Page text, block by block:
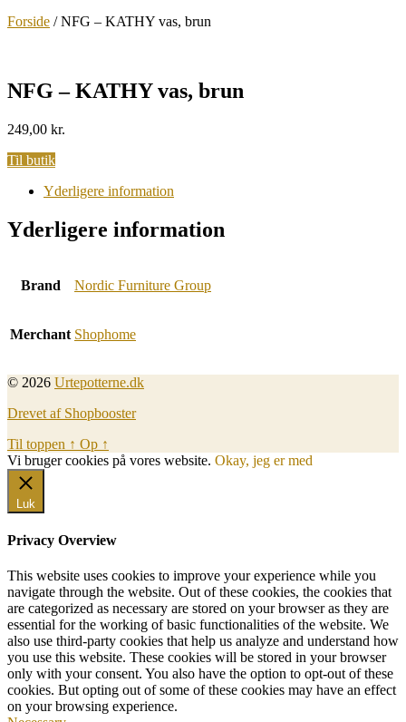
Forside / NFG – KATHY vas, brun
NFG – KATHY vas, brun
249,00 kr.
Til butik
Yderligere information
Yderligere information
Brand Nordic Furniture Group
Merchant Shophome
© 2026 Urtepotterne.dk
Drevet af Shopbooster
Til toppen ↑ Op ↑
Vi bruger cookies på vores website. Okay, jeg er med
Luk
Privacy Overview
This website uses cookies to improve your experience while you
navigate through the website. Out of these cookies, the cookies that
are categorized as necessary are stored on your browser as they are
essential for the working of basic functionalities of the website. We
also use third-party cookies that help us analyze and understand how
you use this website. These cookies will be stored in your browser
only with your consent. You also have the option to opt-out of these
cookies. But opting out of some of these cookies may have an effect
on your browsing experience.